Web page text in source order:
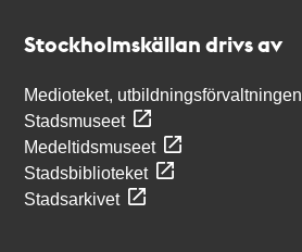
Stockholmskällan drivs av
Medioteket, utbildningsförvaltningen
Stadsmuseet
Medeltidsmuseet
Stadsbiblioteket
Stadsarkivet